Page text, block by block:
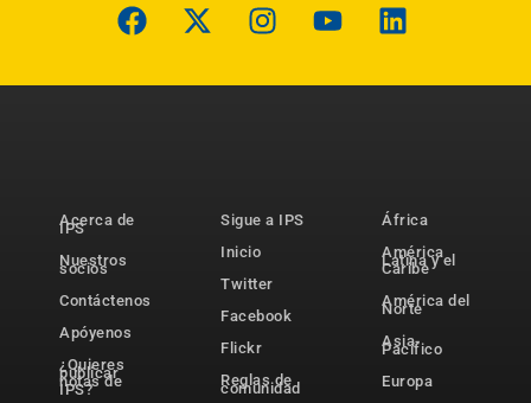
Acerca de
IPS
Nuestros
socios
Contáctenos
Apóyenos
¿Quieres
publicar
notas de
IPS?
Sigue a IPS
Inicio
Twitter
Facebook
Flickr
Reglas de
comunidad
África
América
Latina y el
Caribe
América del
Norte
Asia-
Pacífico
Europa